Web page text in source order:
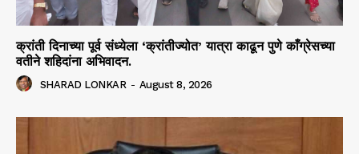
क्रांती दिनाच्या पूर्व संध्येला ‘क्रांतीज्योत’ यात्रा काढून पुणे काँग्रेसच्या
वतीने शहिदांना अभिवादन.
SHARAD LONKAR - August 8, 2026